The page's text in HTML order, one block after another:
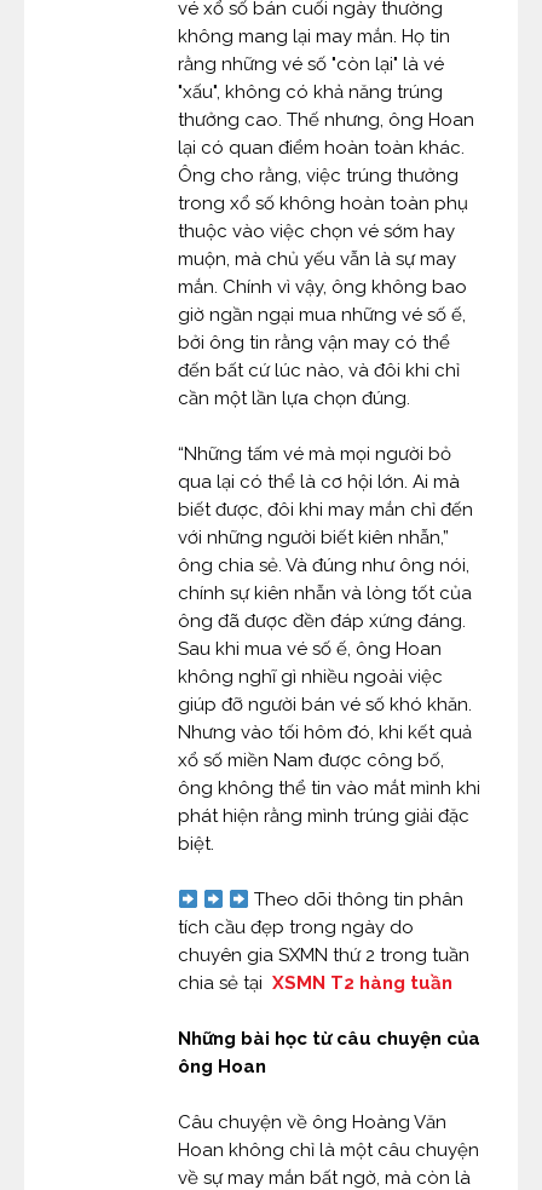
vé xổ số bán cuối ngày thường
không mang lại may mắn. Họ tin
rằng những vé số "còn lại" là vé
"xấu", không có khả năng trúng
thưởng cao. Thế nhưng, ông Hoan
lại có quan điểm hoàn toàn khác.
Ông cho rằng, việc trúng thưởng
trong xổ số không hoàn toàn phụ
thuộc vào việc chọn vé sớm hay
muộn, mà chủ yếu vẫn là sự may
mắn. Chính vì vậy, ông không bao
giờ ngần ngại mua những vé số ế,
bởi ông tin rằng vận may có thể
đến bất cứ lúc nào, và đôi khi chỉ
cần một lần lựa chọn đúng.
“Những tấm vé mà mọi người bỏ
qua lại có thể là cơ hội lớn. Ai mà
biết được, đôi khi may mắn chỉ đến
với những người biết kiên nhẫn,”
ông chia sẻ. Và đúng như ông nói,
chính sự kiên nhẫn và lòng tốt của
ông đã được đền đáp xứng đáng.
Sau khi mua vé số ế, ông Hoan
không nghĩ gì nhiều ngoài việc
giúp đỡ người bán vé số khó khăn.
Nhưng vào tối hôm đó, khi kết quả
xổ số miền Nam được công bố,
ông không thể tin vào mắt mình khi
phát hiện rằng mình trúng giải đặc
biệt.
Theo dõi thông tin phân
tích cầu đẹp trong ngày do
chuyên gia SXMN thứ 2 trong tuần
chia sẻ tại XSMN T2 hàng tuần
Những bài học từ câu chuyện của
ông Hoan
Câu chuyện về ông Hoàng Văn
Hoan không chỉ là một câu chuyện
về sự may mắn bất ngờ, mà còn là